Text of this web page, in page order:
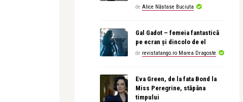
de Alice Năstase Buciuta
Gal Gadot – femeia fantastică
pe ecran și dincolo de el
de revistatango.ro Marea Dragoste
Eva Green, de la fata Bond la
Miss Peregrine, stăpâna
timpului